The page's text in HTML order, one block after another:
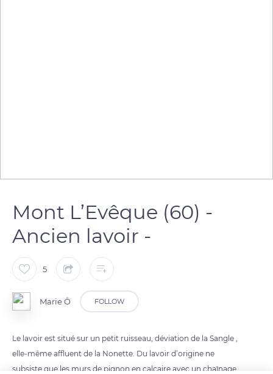
Mont L’Evêque (60) -
Ancien lavoir -
5
Marie Ô FOLLOW
Le lavoir est situé sur un petit ruisseau, déviation de la Sangle ,
elle-même affluent de la Nonette. Du lavoir d’origine ne
subsiste que les murs de pignon en calcaire avec un chaînage